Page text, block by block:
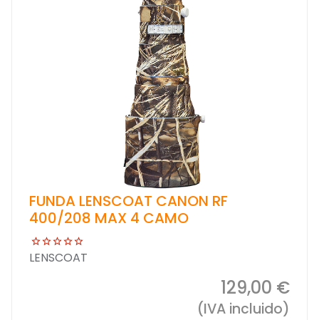
FUNDA LENSCOAT CANON RF
400/208 MAX 4 CAMO
LENSCOAT
129,00 €
(IVA incluido)